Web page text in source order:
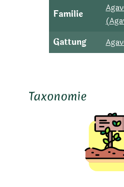
Familie
Gattung
Taxonomie